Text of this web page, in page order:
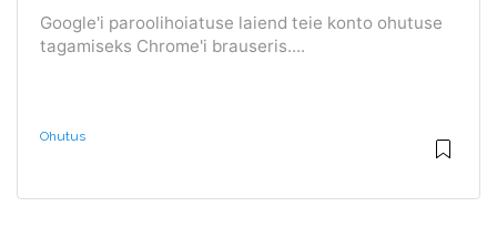
Google'i paroolihoiatuse laiend teie konto ohutuse
tagamiseks Chrome'i brauseris....
Ohutus